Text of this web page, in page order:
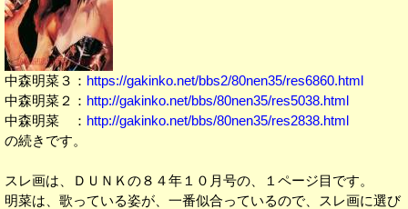
中森明菜３： https://gakinko.net/bbs2/80nen35/res6860.html
中森明菜２： http://gakinko.net/bbs/80nen35/res5038.html
中森明菜 ： http://gakinko.net/bbs/80nen35/res2838.html
の続きです。
スレ画は、ＤＵＮＫの８４年１０月号の、１ページ目です。
明菜は、歌っている姿が、一番似合っているので、スレ画に選び